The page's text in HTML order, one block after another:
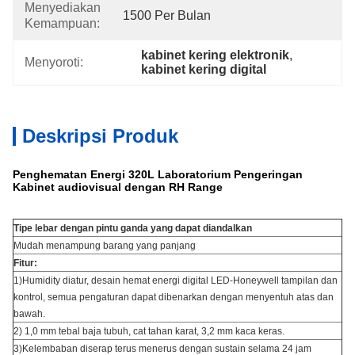
Menyediakan
Kemampuan:
1500 Per Bulan
Menyoroti:
kabinet kering elektronik,
kabinet kering digital
Deskripsi Produk
Penghematan Energi 320L Laboratorium Pengeringan
Kabinet audiovisual dengan RH Range
Tipe lebar dengan pintu ganda yang dapat diandalkan
Mudah menampung barang yang panjang
Fitur:
1)Humidity diatur, desain hemat energi digital LED-Honeywell tampilan dan
kontrol, semua pengaturan dapat dibenarkan dengan menyentuh atas dan
bawah.
2) 1,0 mm tebal baja tubuh, cat tahan karat, 3,2 mm kaca keras.
3)Kelembaban diserap terus menerus dengan sustain selama 24 jam